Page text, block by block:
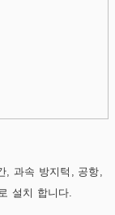
, 과속 방지턱, 공항,
설치 합니다.